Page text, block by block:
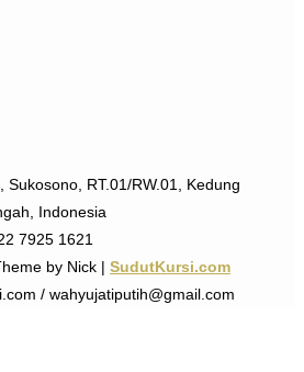
RT.01/RW.01, Kedung
Indonesia
7925 1621
by Nick | SudutKursi.com
/ wahyujatiputih@gmail.com